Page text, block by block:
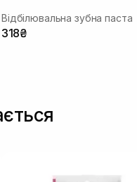
Відбілювальна зубна паста
318₴